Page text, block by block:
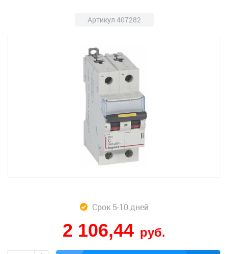
Артикул 407282
Срок 5-10 дней
2 106,44 руб.